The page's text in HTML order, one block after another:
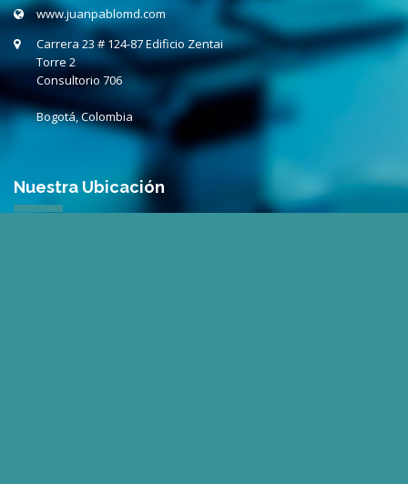
www.juanpablomd.com
Carrera 23 # 124-87 Edificio Zentai
Torre 2
Consultorio 706
Bogotá, Colombia
Nuestra Ubicación